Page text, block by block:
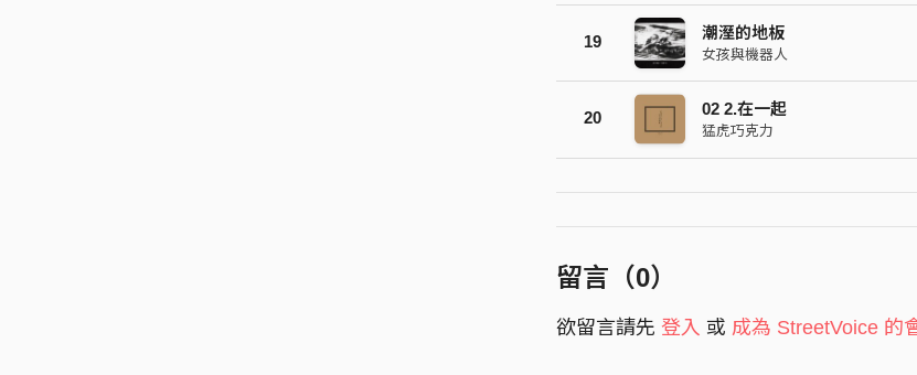
19 潮溼的地板
女孩與機器人
20 02 2.在一起
猛虎巧克力
留言（0）
欲留言請先 登入 或 成為 StreetVoice 的